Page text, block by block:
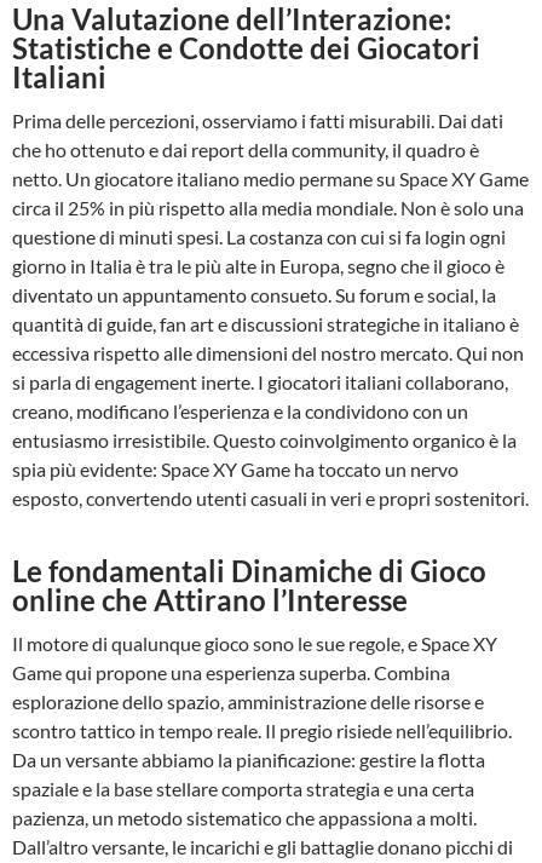
Una Valutazione dell’Interazione:
Statistiche e Condotte dei Giocatori
Italiani
Prima delle percezioni, osserviamo i fatti misurabili. Dai dati
che ho ottenuto e dai report della community, il quadro è
netto. Un giocatore italiano medio permane su Space XY Game
circa il 25% in più rispetto alla media mondiale. Non è solo una
questione di minuti spesi. La costanza con cui si fa login ogni
giorno in Italia è tra le più alte in Europa, segno che il gioco è
diventato un appuntamento consueto. Su forum e social, la
quantità di guide, fan art e discussioni strategiche in italiano è
eccessiva rispetto alle dimensioni del nostro mercato. Qui non
si parla di engagement inerte. I giocatori italiani collaborano,
creano, modificano l’esperienza e la condividono con un
entusiasmo irresistibile. Questo coinvolgimento organico è la
spia più evidente: Space XY Game ha toccato un nervo
esposto, convertendo utenti casuali in veri e propri sostenitori.
Le fondamentali Dinamiche di Gioco
online che Attirano l’Interesse
Il motore di qualunque gioco sono le sue regole, e Space XY
Game qui propone una esperienza superba. Combina
esplorazione dello spazio, amministrazione delle risorse e
scontro tattico in tempo reale. Il pregio risiede nell’equilibrio.
Da un versante abbiamo la pianificazione: gestire la flotta
spaziale e la base stellare comporta strategia e una certa
pazienza, un metodo sistematico che appassiona a molti.
Dall’altro versante, le incarichi e gli battaglie donano picchi di